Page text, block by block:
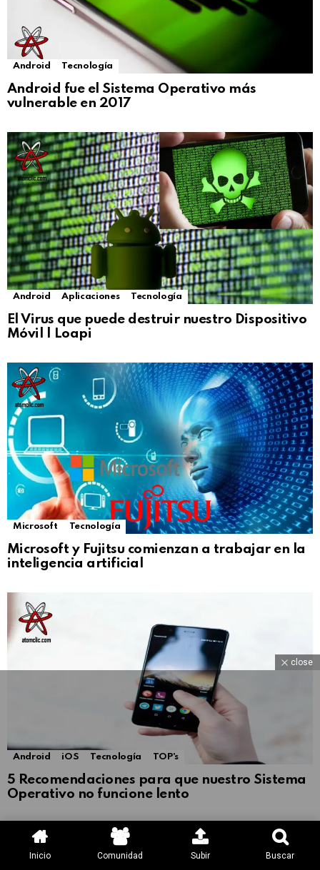
Android Tecnología
Android fue el Sistema Operativo más
vulnerable en 2017
Android Aplicaciones Tecnología
El Virus que puede destruir nuestro Dispositivo
Móvil | Loapi
Microsoft Tecnología
Microsoft y Fujitsu comienzan a trabajar en la
inteligencia artificial
Android iOS Tecnología TOP's
5 Recomendaciones para que nuestro Sistema
Operativo no funcione lento
close
Inicio Comunidad Subir Buscar